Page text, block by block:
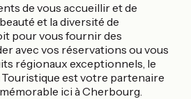
de vous accueillir et de
et la diversité de
pour vous fournir des
avec vos réservations ou vous
régionaux exceptionnels, le
Touristique est votre partenaire
ici à Cherbourg.